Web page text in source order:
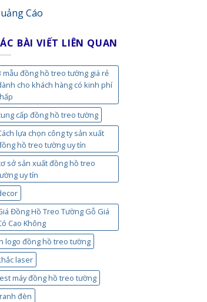
Cáo
BÀI VIẾT LIÊN QUAN
mẫu đồng hồ treo tường giá rẻ
cho khách hàng có kinh phí
cấp đồng hồ treo tường
lựa chọn công ty sản xuất
hồ treo tường uy tín
sở sản xuất đồng hồ treo
uy tín
Đồng Hồ Treo Tường Gỗ Giá
Cao Không
logo đồng hồ treo tường
laser
máy đồng hồ treo tường
đèn